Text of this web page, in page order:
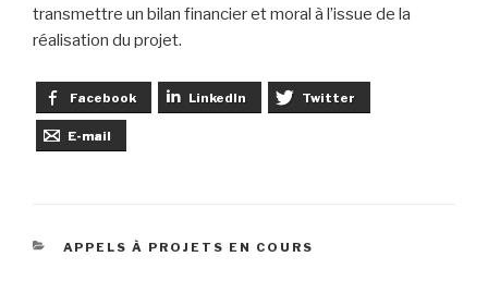
transmettre un bilan financier et moral à l’issue de la
réalisation du projet.
Facebook LinkedIn Twitter
E-mail
CATÉGORIES
APPELS À PROJETS EN COURS